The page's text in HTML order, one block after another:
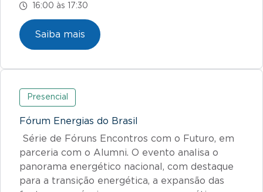
Saiba mais
16:00 às 17:30
Presencial
Fórum Energias do Brasil
Série de Fóruns Encontros com o Futuro, em
parceria com o Alumni. O evento analisa o
panorama energético nacional, com destaque
para a transição energética, a expansão das